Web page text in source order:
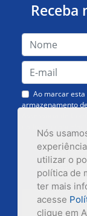
Nós
utilizar o
política de
ter mais
acesse
clique em
Receba
Ao marcar esta
armazenamento